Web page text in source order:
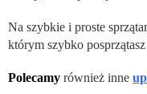
Na szybkie i proste
którym szybko
Polecamy również inne